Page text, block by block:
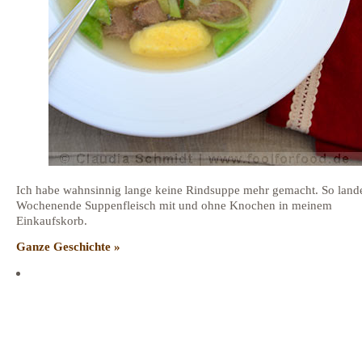
Ich habe wahnsinnig lange keine Rindsuppe mehr gemacht. So
Wochenende Suppenfleisch mit und ohne Knochen in meinem
Einkaufskorb.
Ganze Geschichte »